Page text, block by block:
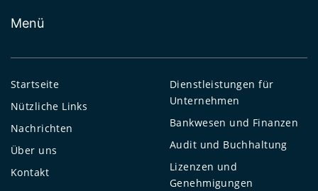
Menü
Startseite
Nützliche Links
Nachrichten
Über uns
Kontakt
Dienstleistungen für
Unternehmen
Bankwesen und Finanzen
Audit und Buchhaltung
Lizenzen und
Genehmigungen